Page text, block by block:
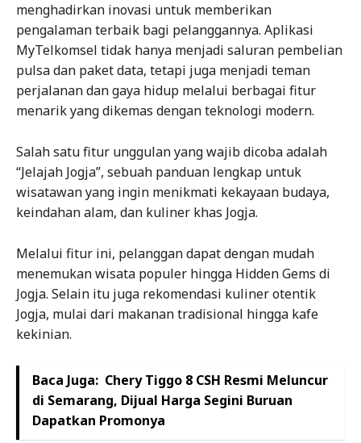
menghadirkan inovasi untuk memberikan
pengalaman terbaik bagi pelanggannya. Aplikasi
MyTelkomsel tidak hanya menjadi saluran pembelian
pulsa dan paket data, tetapi juga menjadi teman
perjalanan dan gaya hidup melalui berbagai fitur
menarik yang dikemas dengan teknologi modern.
Salah satu fitur unggulan yang wajib dicoba adalah
“Jelajah Jogja”, sebuah panduan lengkap untuk
wisatawan yang ingin menikmati kekayaan budaya,
keindahan alam, dan kuliner khas Jogja.
Melalui fitur ini, pelanggan dapat dengan mudah
menemukan wisata populer hingga Hidden Gems di
Jogja. Selain itu juga rekomendasi kuliner otentik
Jogja, mulai dari makanan tradisional hingga kafe
kekinian.
Baca Juga: Chery Tiggo 8 CSH Resmi Meluncur
di Semarang, Dijual Harga Segini Buruan
Dapatkan Promonya